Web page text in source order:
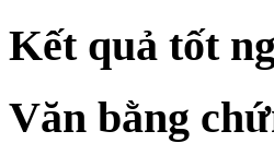
Kết quả tốt
Văn bằng